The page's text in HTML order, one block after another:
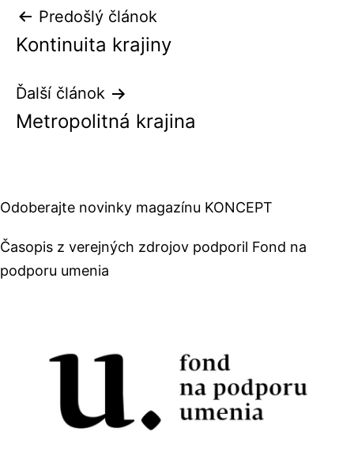
Navigácia
v
článku
Predošlý článok
Kontinuita krajiny
Ďalší článok
Metropolitná krajina
Odoberajte novinky magazínu KONCEPT
Časopis z verejných zdrojov podporil Fond na
podporu umenia